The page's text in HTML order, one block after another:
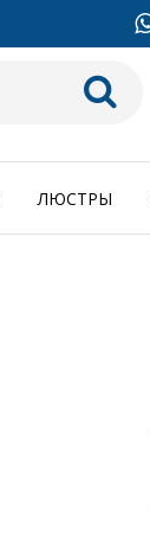
ЛЮСТРЫ